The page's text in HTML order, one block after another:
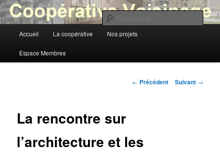
Aller
au
contenu
principalCoopérative Voisinage
Accueil La coopérative Nos projets
Espace Membres
Navigation
← Précédent Suivant →
La rencontre sur
l’architecture et les